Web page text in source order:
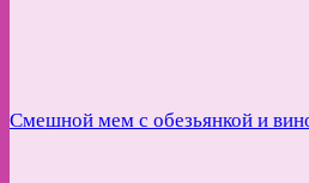
Смешной мем с обезьянкой и